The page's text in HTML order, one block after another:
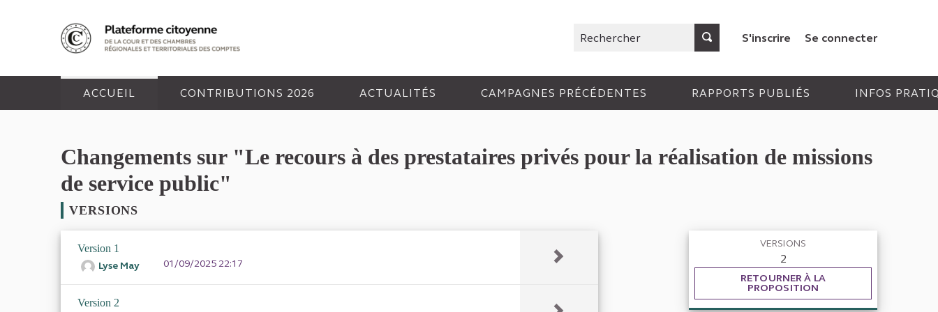
Rechercher S'inscrire Se connecter
ACCUEIL CONTRIBUTIONS 2026 ACTUALITÉS CAMPAGNES PRÉCÉDENTES RAPPORTS PUBLIÉS INFOS
Changements sur "Le recours à des prestataires privés pour la réalisation de missions
de service public"
VERSIONS
Version 1
Lyse May
01/09/2025 22:17
Version 2
VERSIONS
2
RETOURNER À LA
PROPOSITION